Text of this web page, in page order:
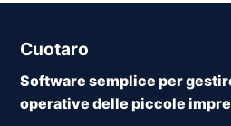
Cuotaro
Software semplice per
operative delle piccole